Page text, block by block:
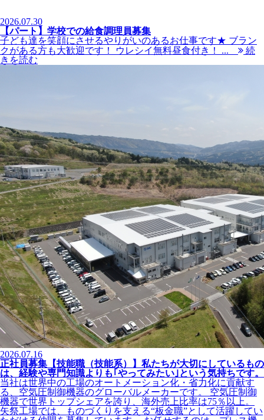
2026.07.30
【パート】学校での給食調理員募集
子ども達を笑顔にさせるやりがいのあるお仕事です★ ブラン
クがある方も大歓迎です！ ウレシイ無料昼食付き！ ...
続
きを読む
2026.07.16
正社員募集【技能職（技能系）】私たちが大切にしているもの
は、経験や専門知識よりも｢やってみたい｣という気持ちです。
当社は世界中の工場のオートメーション化・省力化に貢献す
る、空気圧制御機器のグローバルメーカーです。 空気圧制御
機器で世界トップシェアを誇り、海外売上比率は75％以上。
矢祭工場では、ものづくりを支える“板金職”として活躍してい